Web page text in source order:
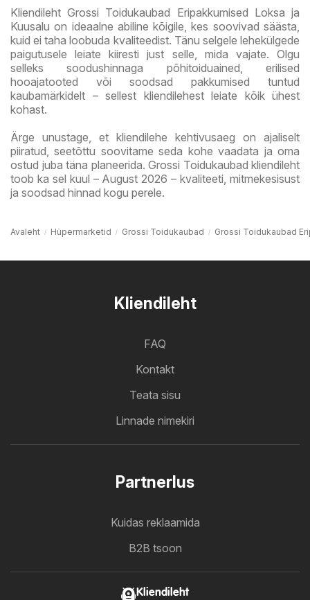
Kliendileht Grossi Toidukaubad Eripakkumised Loksa ja
Kuusalu on ideaalne abiline kõigile, kes soovivad säästa,
kuid ei taha loobuda kvaliteedist. Tänu selgele lehekülgede
paigutusele leiate kiiresti just selle, mida vajate. Olgu
selleks soodushinnaga põhitoiduained, erilised
hooajatooted või soodsad pakkumised tuntud
kaubamärkidelt – sellest kliendilehest leiate kõik ühest
kohast.
Ärge unustage, et kliendilehe kehtivusaeg on ajaliselt
piiratud, seetõttu soovitame seda kohe vaadata ja oma
ostud juba täna planeerida. Grossi Toidukaubad kliendileht
toob ka sel kuul – August 2026 – kvaliteeti, mitmekesisust
ja soodsad hinnad kogu perele.
Avaleht Hüpermarketid Grossi Toidukaubad Grossi Toidukaubad
Kliendileht
FAQ
Kontakt
Teata sisu
Linnade nimekiri
Partnerlus
Kuidas reklaamida
B2B tsoon
Kliendileht